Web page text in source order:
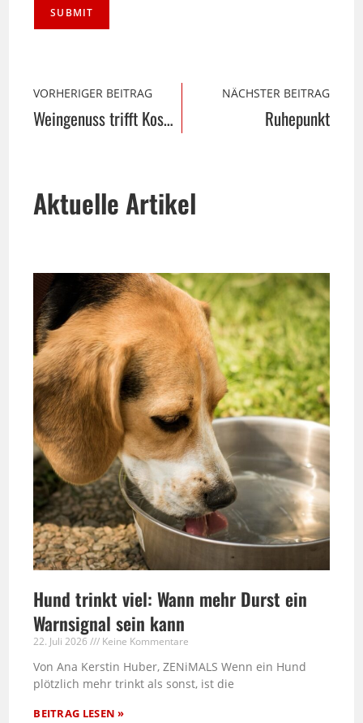
VORHERIGER BEITRAG
Weingenuss trifft Kosmetik
NÄCHSTER BEITRAG
Ruhepunkt
Aktuelle Artikel
Hund trinkt viel: Wann mehr Durst ein
Warnsignal sein kann
22. Juli 2026 Keine Kommentare
Von Ana Kerstin Huber, ZENiMALS Wenn ein Hund
plötzlich mehr trinkt als sonst, ist die
BEITRAG LESEN »